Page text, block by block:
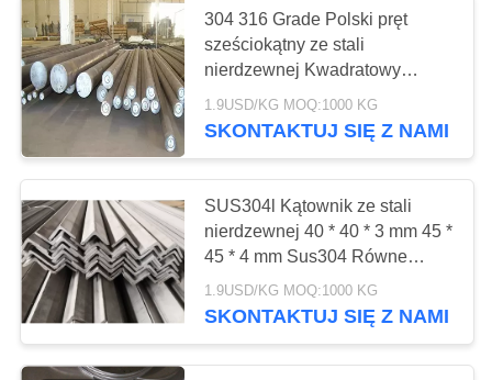
WYCIECZKA
PO
FABRYCE
KONTROLA
JAKOŚCI
SKONTAKTUJ
SIĘ
201 Blacha ze stali
nierdzewnej
Blacha ze stali
nierdzewnej 304
304 316 Grade Polski pręt
sześciokątny ze stali
nierdzewnej Kwadratowy
niestandardowy gatunek
żywności
1.9USD/KG MOQ:1000 KG
SKONTAKTUJ SIĘ Z NAMI
SUS304l Kątownik ze stali
nierdzewnej 40 * 40 * 3 mm 45 *
45 * 4 mm Sus304 Równe
przemysłowe
1.9USD/KG MOQ:1000 KG
SKONTAKTUJ SIĘ Z NAMI